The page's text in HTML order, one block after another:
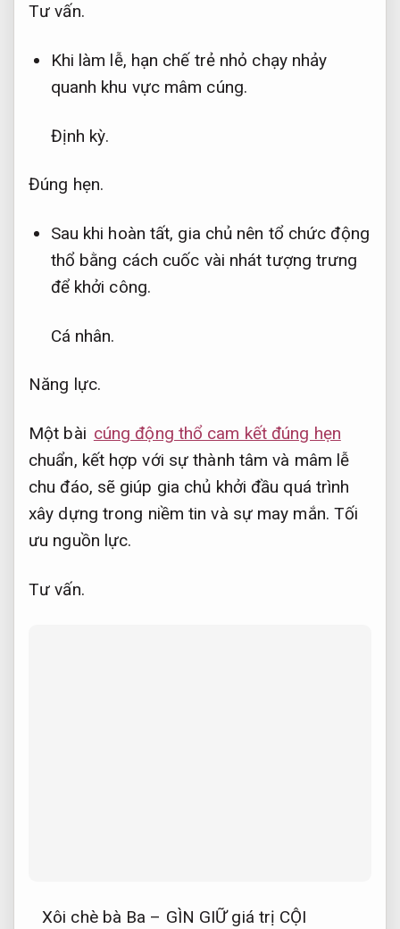
Tư vấn.
Khi làm lễ, hạn chế trẻ nhỏ chạy nhảy
quanh khu vực mâm cúng.
Định kỳ.
Đúng hẹn.
Sau khi hoàn tất, gia chủ nên tổ chức động
thổ bằng cách cuốc vài nhát tượng trưng
để khởi công.
Cá nhân.
Năng lực.
Một bài cúng động thổ cam kết đúng hẹn
chuẩn, kết hợp với sự thành tâm và mâm lễ
chu đáo, sẽ giúp gia chủ khởi đầu quá trình
xây dựng trong niềm tin và sự may mắn. Tối
ưu nguồn lực.
Tư vấn.
Xôi chè bà Ba – GÌN GIỮ giá trị CỘI